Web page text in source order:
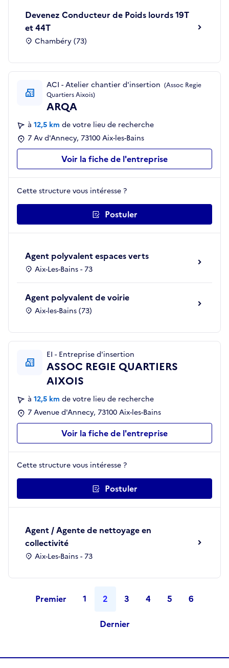
Devenez Conducteur de Poids lourds 19T
et 44T
Chambéry (73)
ACI - Atelier chantier d'insertion (Assoc Regie
Quartiers Aixois)
ARQA
à 12,5 km de votre lieu de recherche
7 Av d'Annecy, 73100 Aix-les-Bains
Voir la fiche de l'entreprise
Cette structure vous intéresse ?
Postuler
Agent polyvalent espaces verts
Aix-Les-Bains - 73
Agent polyvalent de voirie
Aix-les-Bains (73)
EI - Entreprise d'insertion
ASSOC REGIE QUARTIERS
AIXOIS
à 12,5 km de votre lieu de recherche
7 Avenue d'Annecy, 73100 Aix-les-Bains
Voir la fiche de l'entreprise
Cette structure vous intéresse ?
Postuler
Agent / Agente de nettoyage en
collectivité
Aix-Les-Bains - 73
Premier 1 2 3 4 5 6
Dernier